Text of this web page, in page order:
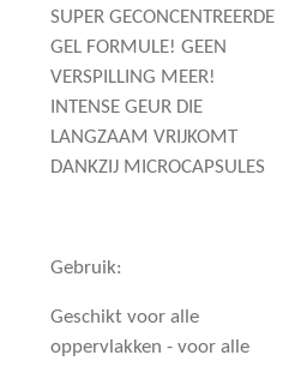
SUPER GECONCENTREERDE
GEL FORMULE! GEEN
VERSPILLING MEER!
INTENSE GEUR DIE
LANGZAAM VRIJKOMT
DANKZIJ MICROCAPSULES
Gebruik:
Geschikt voor alle
oppervlakken - voor alle